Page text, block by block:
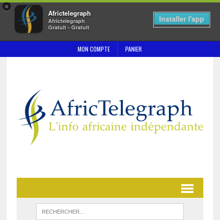
×
Africtelegraph
Africtelegraph
Gratuit - Gratuit
Installer l'app
MON COMPTE PANIER